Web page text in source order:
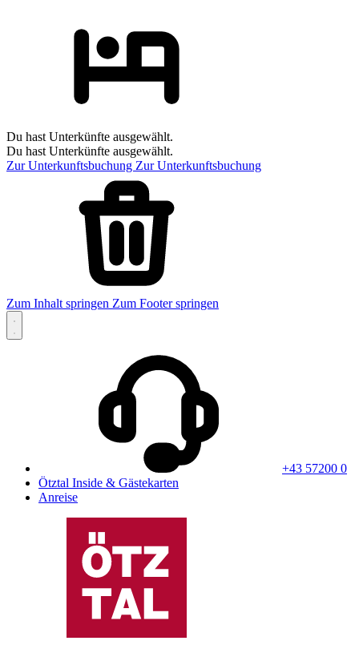
Du hast Unterkünfte ausgewählt.
Du hast Unterkünfte ausgewählt.
Zur Unterkunftsbuchung Zur Unterkunftsbuchung
Zum Inhalt springen Zum Footer springen
+43 57200 0
Ötztal Inside & Gästekarten
Anreise